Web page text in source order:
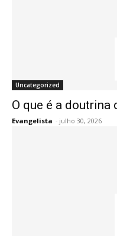
Uncategorized
O que é a doutrina
Evangelista - julho 30, 2026